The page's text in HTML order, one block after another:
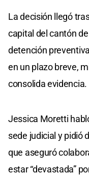
La decisión llegó
capital del cantón
detención
en un plazo breve,
consolida evidencia.
Jessica Moretti
sede judicial y pidió
que aseguró
estar “devastada”